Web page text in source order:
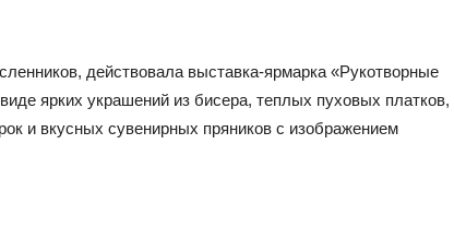
действовала выставка-ярмарка «Рукотворные
ярких украшений из бисера, теплых пуховых платков,
и вкусных сувенирных пряников с изображением